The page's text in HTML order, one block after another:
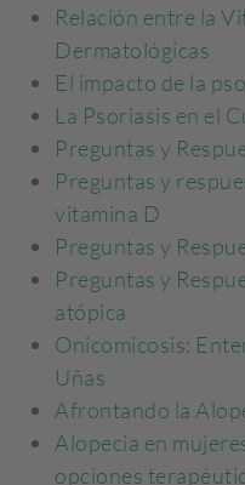
Relación entre la
Dermatológicas
El impacto de la
La Psoriasis en el
Preguntas y
Preguntas y
vitamina D
Preguntas y
Preguntas y
atópica
Onicomicosis:
Uñas
Afrontando la
Alopecia en
opciones